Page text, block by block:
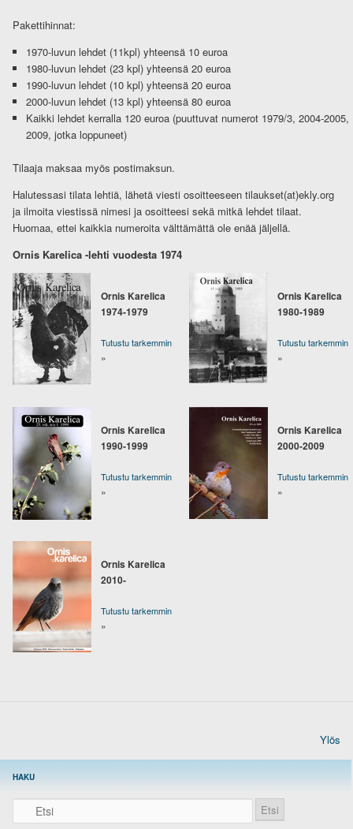
Pakettihinnat:
1970-luvun lehdet (11kpl) yhteensä 10 euroa
1980-luvun lehdet (23 kpl) yhteensä 20 euroa
1990-luvun lehdet (10 kpl) yhteensä 20 euroa
2000-luvun lehdet (13 kpl) yhteensä 80 euroa
Kaikki lehdet kerralla 120 euroa (puuttuvat numerot 1979/3, 2004-2005,
2009, jotka loppuneet)
Tilaaja maksaa myös postimaksun.
Halutessasi tilata lehtiä, lähetä viesti osoitteeseen tilaukset(at)ekly.org
ja ilmoita viestissä nimesi ja osoitteesi sekä mitkä lehdet tilaat.
Huomaa, ettei kaikkia numeroita välttämättä ole enää jäljellä.
Ornis Karelica -lehti vuodesta 1974
Ornis Karelica
1974-1979
Tutustu tarkemmin
»
Ornis Karelica
1980-1989
Tutustu tarkemmin
»
Ornis Karelica
1990-1999
Tutustu tarkemmin
»
Ornis Karelica
2000-2009
Tutustu tarkemmin
»
Ornis Karelica
2010-
Tutustu tarkemmin
»
Ylös
HAKU